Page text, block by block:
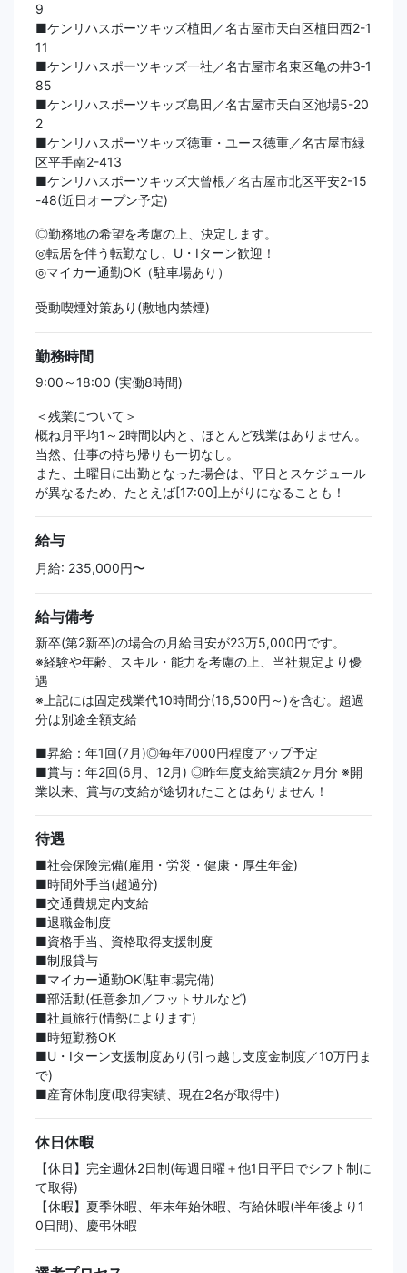
9
■ケンリハスポーツキッズ植田／名古屋市天白区植田西2-1
11
■ケンリハスポーツキッズ一社／名古屋市名東区亀の井3‐1
85
■ケンリハスポーツキッズ島田／名古屋市天白区池場5-20
2
■ケンリハスポーツキッズ徳重・ユース徳重／名古屋市緑
区平手南2-413
■ケンリハスポーツキッズ大曾根／名古屋市北区平安2-15
-48(近日オープン予定)
◎勤務地の希望を考慮の上、決定します。
◎転居を伴う転勤なし、U・Iターン歓迎！
◎マイカー通勤OK（駐車場あり）
受動喫煙対策あり(敷地内禁煙)
勤務時間
9:00～18:00 (実働8時間)
＜残業について＞
概ね月平均1～2時間以内と、ほとんど残業はありません。
当然、仕事の持ち帰りも一切なし。
また、土曜日に出勤となった場合は、平日とスケジュール
が異なるため、たとえば[17:00]上がりになることも！
給与
月給: 235,000円〜
給与備考
新卒(第2新卒)の場合の月給目安が23万5,000円です。
※経験や年齢、スキル・能力を考慮の上、当社規定より優
遇
※上記には固定残業代10時間分(16,500円～)を含む。超過
分は別途全額支給
■昇給：年1回(7月)◎毎年7000円程度アップ予定
■賞与：年2回(6月、12月) ◎昨年度支給実績2ヶ月分 ※開
業以来、賞与の支給が途切れたことはありません！
待遇
■社会保険完備(雇用・労災・健康・厚生年金)
■時間外手当(超過分)
■交通費規定内支給
■退職金制度
■資格手当、資格取得支援制度
■制服貸与
■マイカー通勤OK(駐車場完備)
■部活動(任意参加／フットサルなど)
■社員旅行(情勢によります)
■時短勤務OK
■U・Iターン支援制度あり(引っ越し支度金制度／10万円ま
で)
■産育休制度(取得実績、現在2名が取得中)
休日休暇
【休日】完全週休2日制(毎週日曜＋他1日平日でシフト制に
て取得)
【休暇】夏季休暇、年末年始休暇、有給休暇(半年後より1
0日間)、慶弔休暇